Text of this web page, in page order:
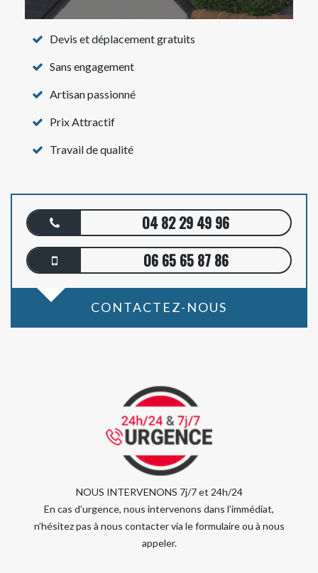
Devis et déplacement gratuits
Sans engagement
Artisan passionné
Prix Attractif
Travail de qualité
04 82 29 49 96
06 65 65 87 86
CONTACTEZ-NOUS
NOUS INTERVENONS 7j/7 et 24h/24
En cas d’urgence, nous intervenons dans l’immédiat,
n’hésitez pas à nous contacter via le formulaire ou à nous
appeler.